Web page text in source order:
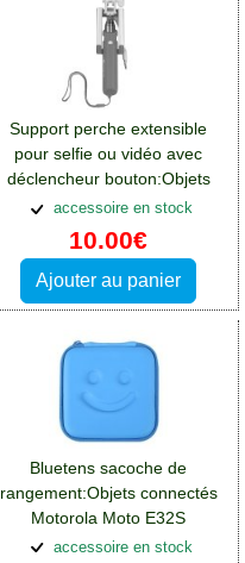
Support perche extensible
pour selfie ou vidéo avec
déclencheur bouton:Objets
connectés Motorola Moto
E32S
accessoire en stock
10.00€
Ajouter au panier
Bluetens sacoche de
rangement:Objets connectés
Motorola Moto E32S
accessoire en stock